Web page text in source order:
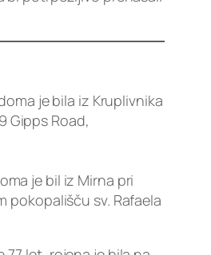
je bila iz Kruplivnika
Gipps Road,
je bil iz Mirna pri
pokopališču sv. Rafaela